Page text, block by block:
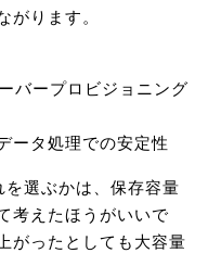
がります。
バープロビジョニング
ータ処理での安定性
を選ぶかは、保存容量
考えたほうがいいで
がったとしても大容量